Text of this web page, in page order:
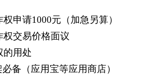
权申请1000元（加急另算）
权交易价格面议
的用处
必备（应用宝等应用商店）